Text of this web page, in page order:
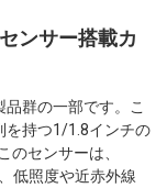
ンサー搭載カ
群の一部です。こ
を持つ1/1.8インチの
のセンサーは、
低照度や近赤外線